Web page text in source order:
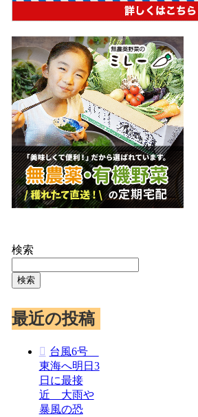
検索
検索
最近の投稿
台風6号
東海へ明日3
日に最接
近 大雨や
暴風の恐